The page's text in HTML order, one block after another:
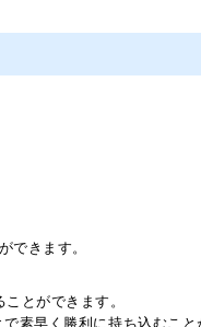
できます。
とができます。
素早く勝利に持ち込むこと